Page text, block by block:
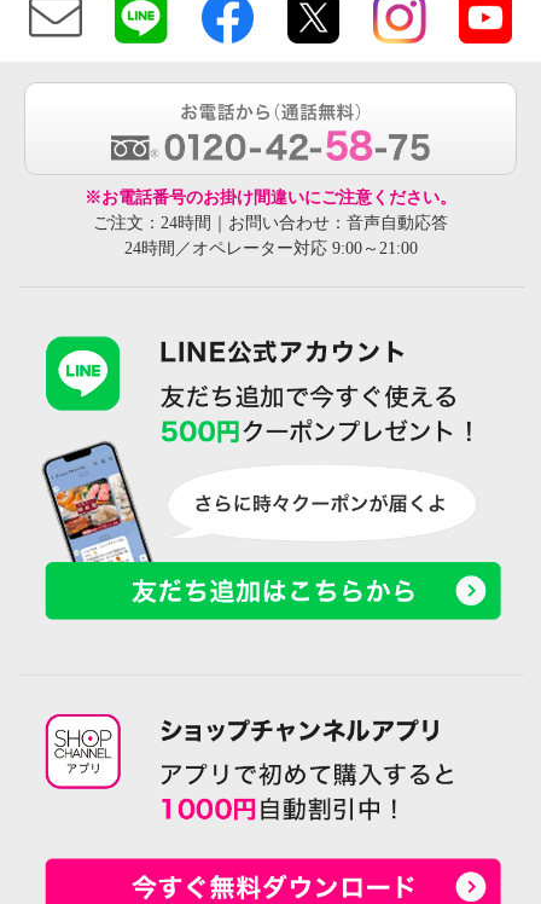
※お電話番号のお掛け間違いにご注意ください。
ご注文：24時間｜お問い合わせ：音声自動応答
24時間／オペレーター対応 9:00～21:00